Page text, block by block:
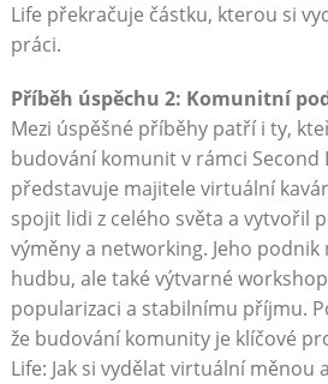
Life překračuje částku, kterou si
práci.
Příběh úspěchu 2: Komunitní
Mezi úspěšné příběhy patří i ty,
budování komunit v rámci Second
představuje majitele virtuální
spojit lidi z celého světa a vytvořil
výměny a networking. Jeho podnik
hudbu, ale také výtvarné
popularizaci a stabilnímu příjmu.
že budování komunity je klíčové
Life: Jak si vydělat virtuální měnou